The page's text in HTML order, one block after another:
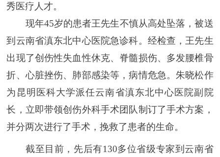
秀医疗人才。
现年45岁的患者王先生不慎从高处坠落，被送
到云南省滇东北中心医院急诊科。经检查，王先生
出现了创伤性失血性休克、脊髓损伤、多发腰椎骨
折、心脏挫伤、肺部感染等，病情危急。朱晓松作
为昆明医科大学派任云南省滇东北中心医院副院
长，立即带领创伤外科手术团队制订了手术方案，
并分两次进行了手术，挽救了患者的生命。
截至目前，先后有130多位省级专家到云南省